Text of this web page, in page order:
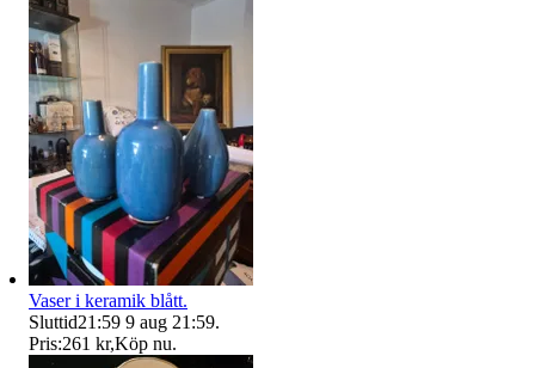
Vaser i keramik blått.
Sluttid21:59 9 aug 21:59.
Pris:261 kr,Köp nu.